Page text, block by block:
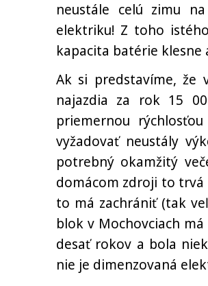
neustále celú zimu
elektriku! Z toho
kapacita batérie klesne
Ak si predstavíme, že
najazdia za rok 15
priemernou
vyžadovať neustály
potrebný okamžitý
domácom zdroji to trvá
to má zachrániť (tak
blok v Mochovciach
desať rokov a bola
nie je dimenzovaná